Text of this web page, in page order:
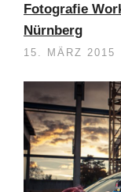
Fotografie
Nürnberg
15. MÄRZ 2015